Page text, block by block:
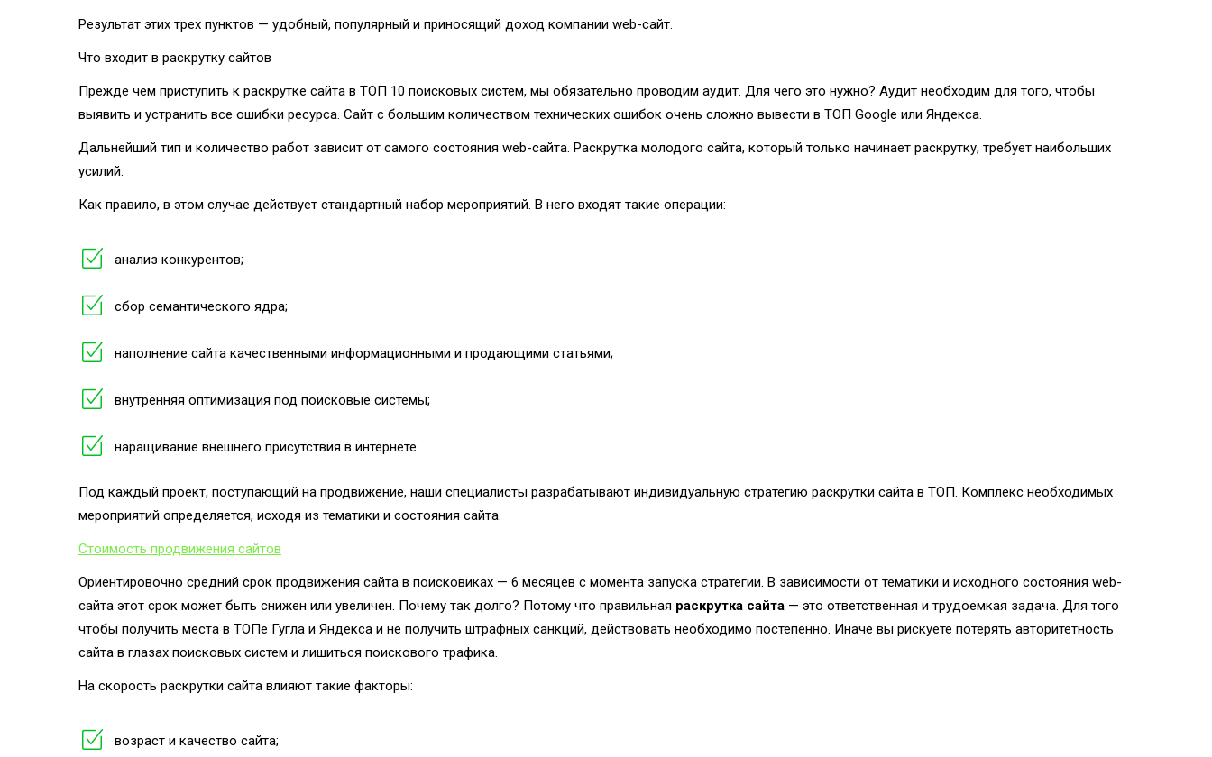
Результат этих трех пунктов — удобный, популярный и приносящий доход компании web-сайт.
Что входит в раскрутку сайтов
Прежде чем приступить к раскрутке сайта в ТОП 10 поисковых систем, мы обязательно проводим аудит. Для чего это нужно? Аудит необходим для того, чтобы
выявить и устранить все ошибки ресурса. Сайт с большим количеством технических ошибок очень сложно вывести в ТОП Google или Яндекса.
Дальнейший тип и количество работ зависит от самого состояния web-сайта. Раскрутка молодого сайта, который только начинает раскрутку, требует наибольших
усилий.
Как правило, в этом случае действует стандартный набор мероприятий. В него входят такие операции:
анализ конкурентов;
сбор семантического ядра;
наполнение сайта качественными информационными и продающими статьями;
внутренняя оптимизация под поисковые системы;
наращивание внешнего присутствия в интернете.
Под каждый проект, поступающий на продвижение, наши специалисты разрабатывают индивидуальную стратегию раскрутки сайта в ТОП. Комплекс необходимых
мероприятий определяется, исходя из тематики и состояния сайта.
Стоимость продвижения сайтов
Ориентировочно средний срок продвижения сайта в поисковиках — 6 месяцев с момента запуска стратегии. В зависимости от тематики и исходного состояния web-
сайта этот срок может быть снижен или увеличен. Почему так долго? Потому что правильная раскрутка сайта — это ответственная и трудоемкая задача. Для того
чтобы получить места в ТОПе Гугла и Яндекса и не получить штрафных санкций, действовать необходимо постепенно. Иначе вы рискуете потерять авторитетность
сайта в глазах поисковых систем и лишиться поискового трафика.
На скорость раскрутки сайта влияют такие факторы:
возраст и качество сайта;